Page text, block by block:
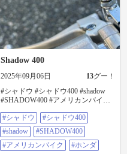
Shadow 400
2025年09月06日 13グー！
#シャドウ #シャドウ400 #shadow
#SHADOW400 #アメリカンバイク
#シャドウ
#シャドウ400
#shadow
#SHADOW400
#アメリカンバイク
#ホンダ